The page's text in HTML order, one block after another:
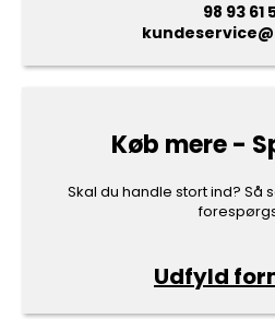
98 93 61
Køb mere -
Skal du handle stort ind? Så
Udfyld